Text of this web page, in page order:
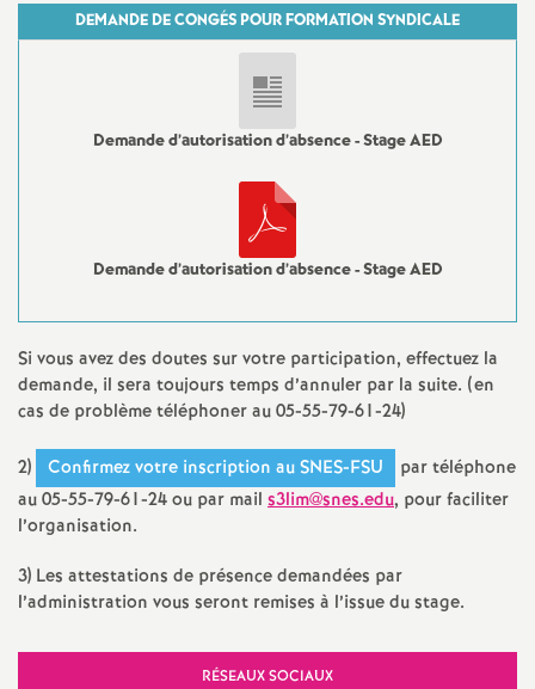
e
g
e
m
e
n
t
s
d
DEMANDE DE CONGÉS POUR FORMATION SYNDICALE
Demande d’autorisation d’absence - Stage AED
Demande d’autorisation d’absence - Stage AED
Si vous avez des doutes sur votre participation, effectuez la
demande, il sera toujours temps d’annuler par la suite. (en
cas de problème téléphoner au 05-55-79-61-24)
2) Confirmez votre inscription au SNES-FSU
par téléphone
au 05-55-79-61-24 ou par mail s3lim@snes.edu, pour faciliter
l’organisation.
3) Les attestations de présence demandées par
l’administration vous seront remises à l’issue du stage.
RÉSEAUX SOCIAUX